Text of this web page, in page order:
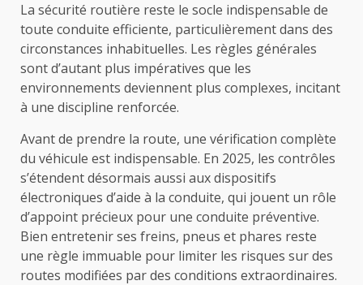
La sécurité routière reste le socle indispensable de
toute conduite efficiente, particulièrement dans des
circonstances inhabituelles. Les règles générales
sont d’autant plus impératives que les
environnements deviennent plus complexes, incitant
à une discipline renforcée.
Avant de prendre la route, une vérification complète
du véhicule est indispensable. En 2025, les contrôles
s’étendent désormais aussi aux dispositifs
électroniques d’aide à la conduite, qui jouent un rôle
d’appoint précieux pour une conduite préventive.
Bien entretenir ses freins, pneus et phares reste
une règle immuable pour limiter les risques sur des
routes modifiées par des conditions extraordinaires.